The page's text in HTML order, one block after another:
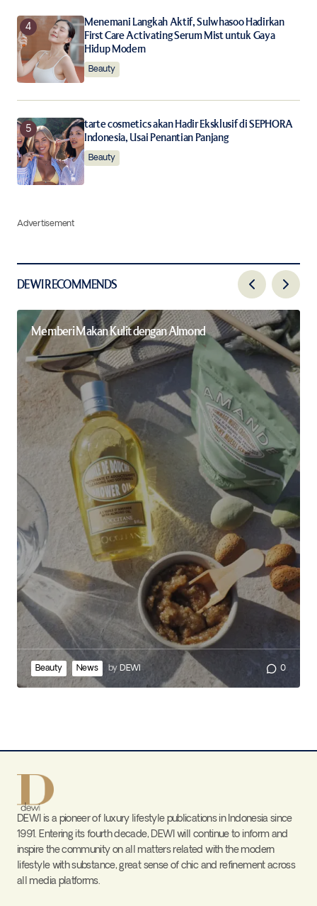
Menemani Langkah Aktif, Sulwhasoo Hadirkan
First Care Activating Serum Mist untuk Gaya
Hidup Modern
Beauty
tarte cosmetics akan Hadir Eksklusif di SEPHORA
Indonesia, Usai Penantian Panjang
Beauty
Advertisement
DEWI RECOMMENDS
Memberi Makan Kulit dengan Almond
Beauty News by DEWI 0
DEWI is a pioneer of luxury lifestyle publications in Indonesia since
1991. Entering its fourth decade, DEWI will continue to inform and
inspire the community on all matters related with the modern
lifestyle with substance, great sense of chic and refinement across
all media platforms.